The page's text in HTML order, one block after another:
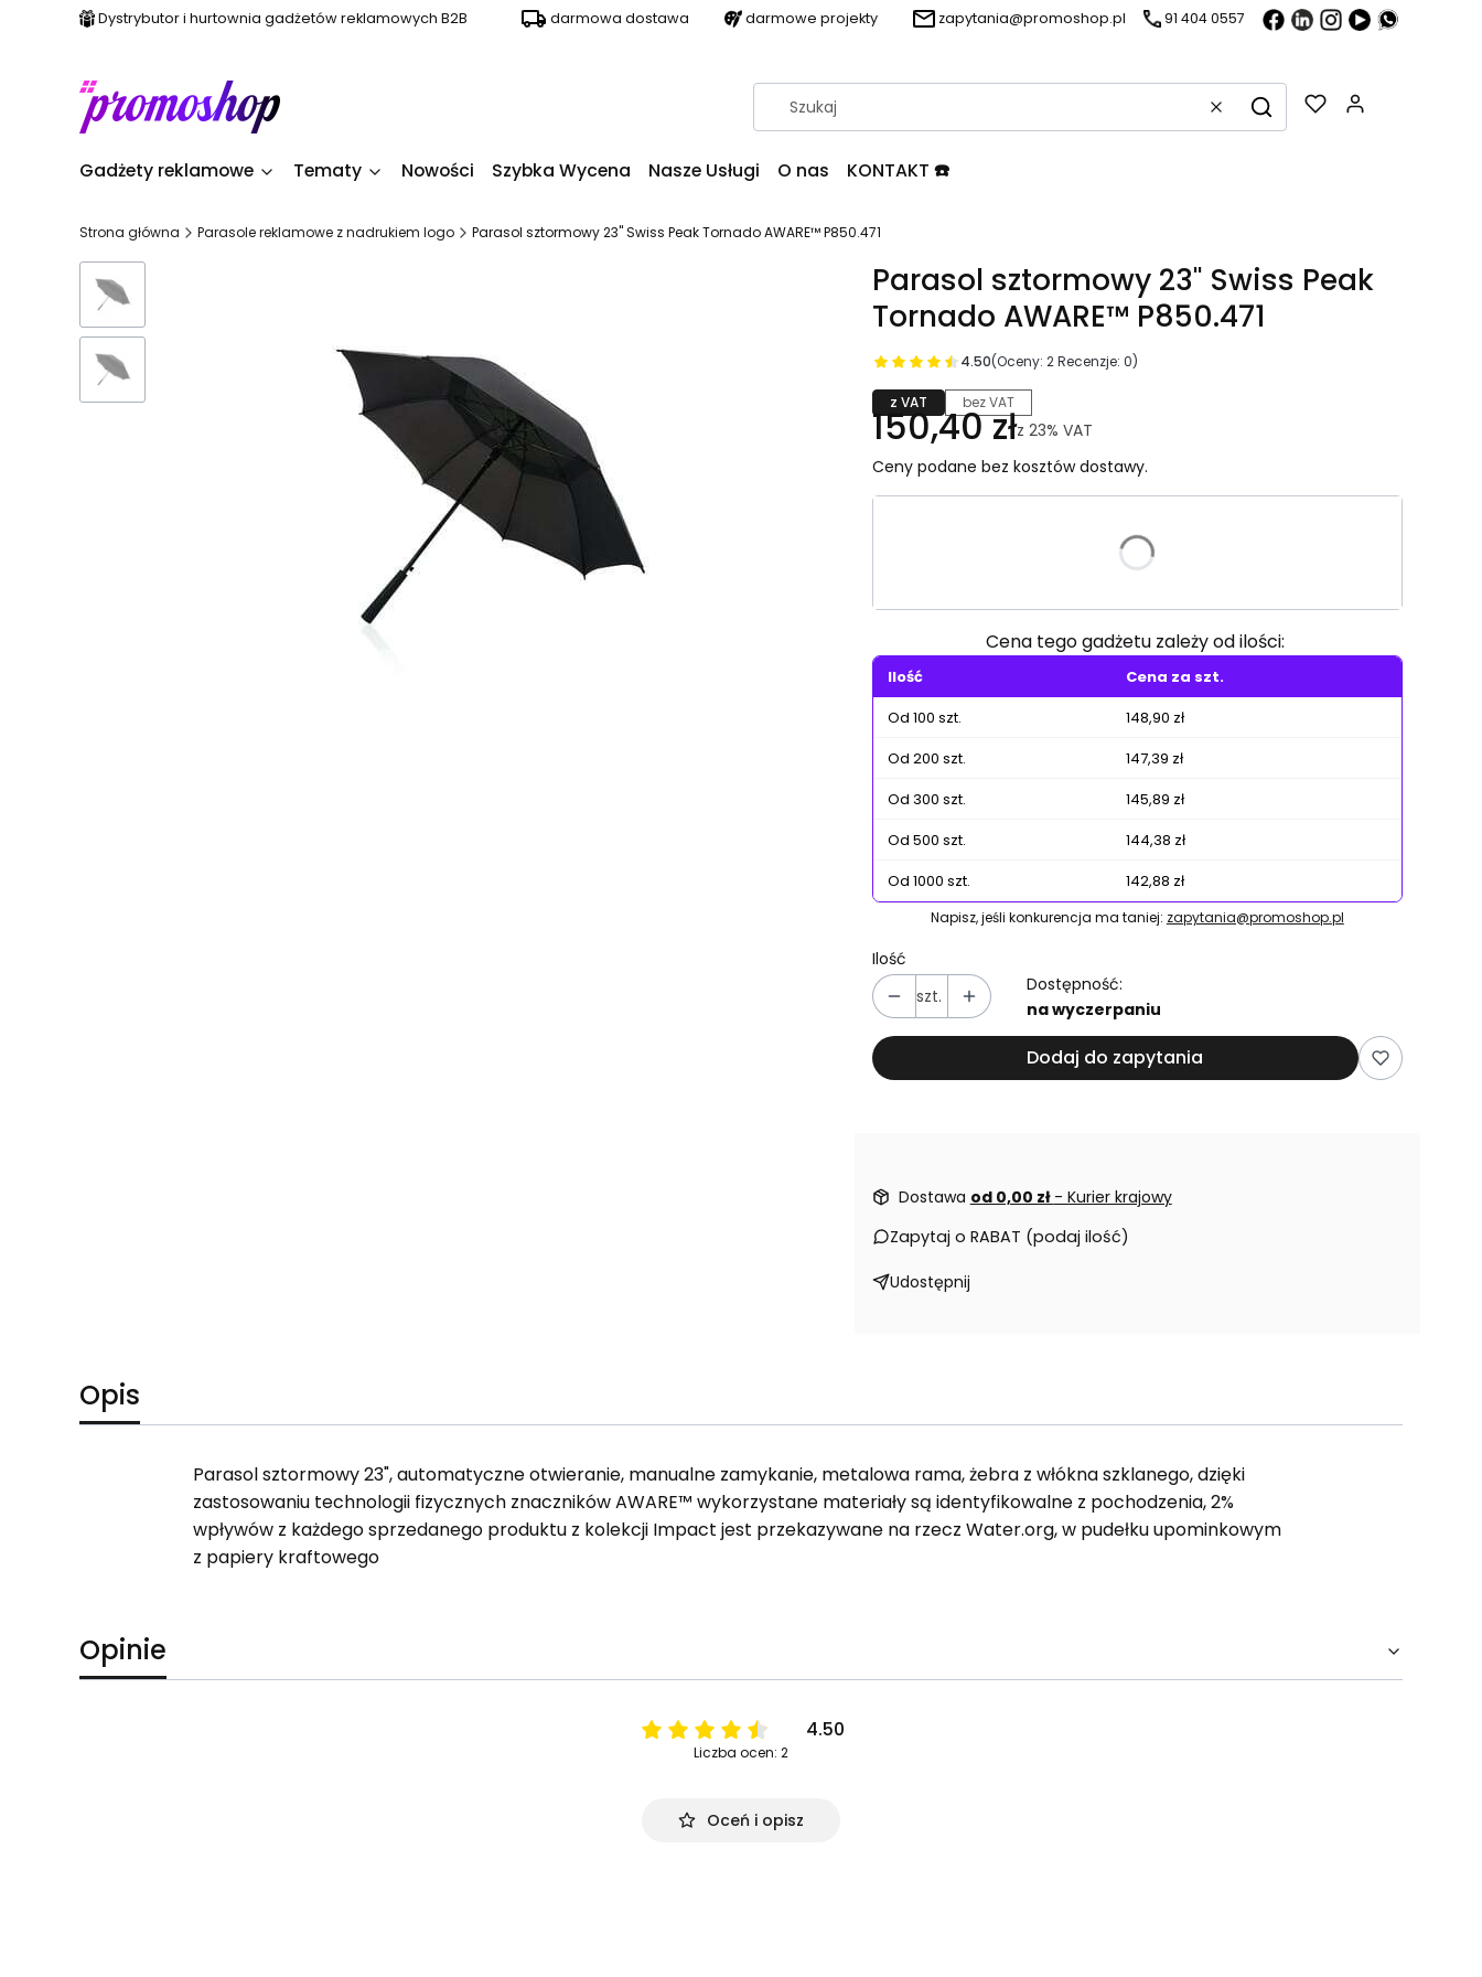
Dystrybutor i hurtownia gadżetów reklamowych B2B darmowa dostawa darmowe projekty zapytania@promoshop.pl 91 404 0557
WyczyśćSzukaj
Gadżety reklamowe Tematy Nowości Szybka Wycena Nasze Usługi O nas KONTAKT ☎️
Strona główna Parasole reklamowe z nadrukiem logo Parasol sztormowy 23" Swiss Peak Tornado AWARE™ P850.471
Parasol sztormowy 23" Swiss Peak
Tornado AWARE™ P850.471
4.50(Oceny: 2 Recenzje: 0)
z VAT bez VAT
150,40 złz 23% VAT
Ceny podane bez kosztów dostawy.
Poszczególne warianty mogą różnić się ceną
Cena tego gadżetu zależy od ilości:
Ilość
Cena za szt.
Od 100 szt.
148,90 zł
Od 200 szt.
147,39 zł
Od 300 szt.
145,89 zł
Od 500 szt.
144,38 zł
Od 1000 szt.
142,88 zł
Napisz, jeśli konkurencja ma taniej: zapytania@promoshop.pl
Ilość
szt.
Dostępność:
na wyczerpaniu
Dodaj do zapytania
Dostawa od 0,00 zł - Kurier krajowy
Zapytaj o RABAT (podaj ilość)
Udostępnij
Opis
Parasol sztormowy 23", automatyczne otwieranie, manualne zamykanie, metalowa rama, żebra z włókna szklanego, dzięki
zastosowaniu technologii fizycznych znaczników AWARE™ wykorzystane materiały są identyfikowalne z pochodzenia, 2%
wpływów z każdego sprzedanego produktu z kolekcji Impact jest przekazywane na rzecz Water.org, w pudełku upominkowym
z papiery kraftowego
Opinie
4.50
Liczba ocen: 2
Oceń i opisz